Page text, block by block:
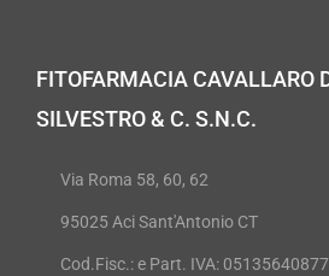
FITOFARMACIA CAVALLARO
SILVESTRO & C. S.N.C.
Via Roma 58, 60, 62
95025 Aci Sant'Antonio CT
Cod.Fisc.: e Part. IVA: 05135640877